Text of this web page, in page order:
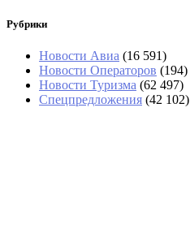
Рубрики
Новости Авиа (16 591)
Новости Операторов (194)
Новости Туризма (62 497)
Спецпредложения (42 102)